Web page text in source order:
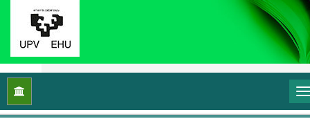
Inicio Vol. 1 Núm. 1-2 (2013): I Congreso